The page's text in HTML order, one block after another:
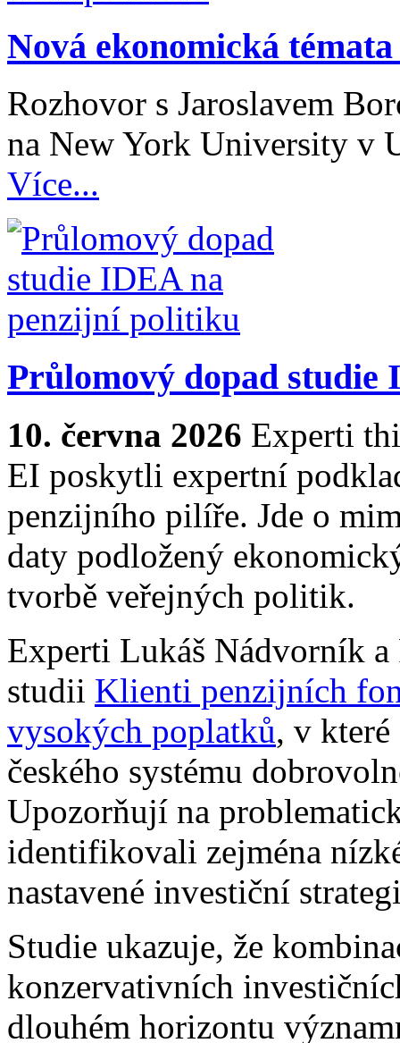
Nová ekonomická
Rozhovor s Jaroslavem
na New York University v
Více...
Průlomový dopad
10. června 2026 Experti
EI poskytli expertní
penzijního pilíře. Jde o
daty podložený
tvorbě veřejných politik.
Experti Lukáš Nádvorník
studii Klienti penzijních
vysokých poplatků, v
českého systému
Upozorňují na
identifikovali zejména
nastavené investiční
Studie ukazuje, že
konzervativních
dlouhém horizontu